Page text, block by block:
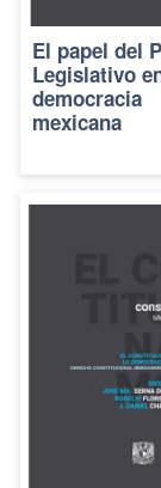
El papel del
Legislativo
democracia
mexicana